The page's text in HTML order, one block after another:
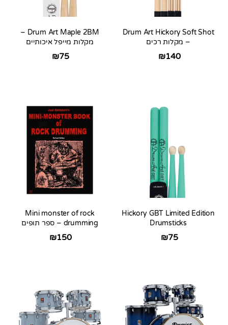
Drum Art Hickory Soft Shot
– מקלות רכים
₪140
Drum Art Maple 2BM –
מקלות מייפל איכותיים
₪75
Hickory GBT Limited Edition
Drumsticks
₪75
Mini monster of rock
drumming – ספר תופים
₪150